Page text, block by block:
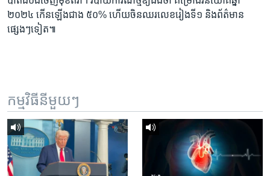
២០២៤​ កើន​ឡើង​ជាង ​៥០% ហើយ​ចិន​ឈរ​លេខ​រៀងទី១ និង​ព័ត៌មាន​
ផ្សេងៗ​ទៀត៕
កម្មវិធី​នីមួយៗ